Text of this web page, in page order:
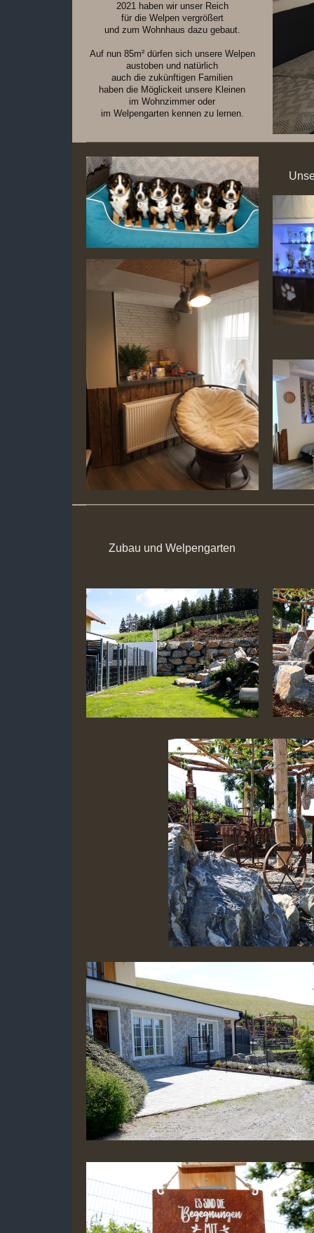
2021 haben wir unser Reich
für die Welpen vergrößert
und zum Wohnhaus dazu gebaut.
Auf nun 85m² dürfen sich unsere Welpen
austoben und natürlich
auch die zukünftigen Familien
haben die Möglickeit unsere Kleinen
im Wohnzimmer oder
im Welpengarten kennen zu lernen.
Zubau und Welpengarten